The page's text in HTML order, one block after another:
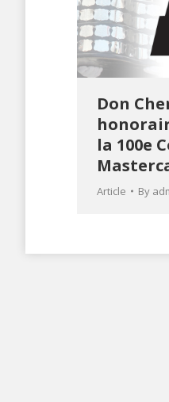
Don
la 100e
Article By